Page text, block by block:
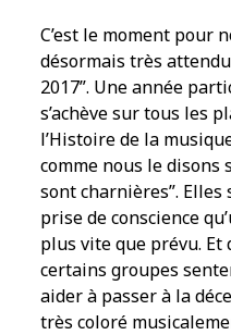
C’est le moment pour
désormais très
2017”. Une année
s’achève sur tous les
l’Histoire de la
comme nous le disons
sont charnières”.
prise de conscience
plus vite que prévu. Et
certains groupes
aider à passer à la
très coloré